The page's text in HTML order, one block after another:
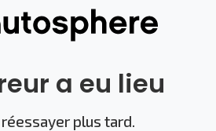
a eu lieu
plus tard.